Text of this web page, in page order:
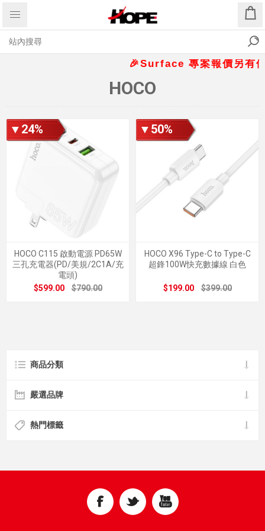
🎉Surface 專案報價另有
HOCO
▼24%
HOCO C115 啟動電源 PD65W
三孔充電器(PD/美規/2C1A/充
電頭)
$599.00
$790.00
▼50%
HOCO X96 Type-C to Type-C
超鋒100W快充數據線 白色
$199.00 $399.00
商品分類
嚴選品牌
熱門標籤